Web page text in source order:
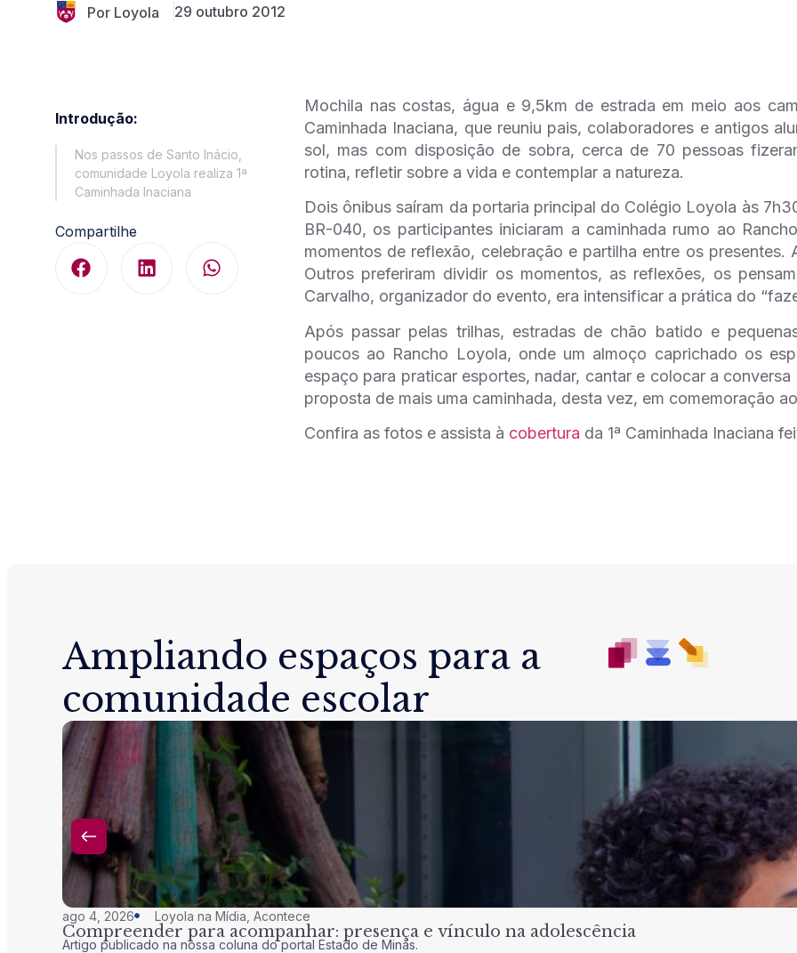
Por Loyola 29 outubro 2012
Introdução:
Nos passos de Santo Inácio,
comunidade Loyola realiza 1ª
Caminhada Inaciana
Compartilhe
Mochila nas costas, água e 9,5km de estrada em meio aos
Caminhada Inaciana, que reuniu pais, colaboradores e antigos
sol, mas com disposição de sobra, cerca de 70 pessoas
rotina, refletir sobre a vida e contemplar a natureza.
Dois ônibus saíram da portaria principal do Colégio Loyola às
BR-040, os participantes iniciaram a caminhada rumo ao
momentos de reflexão, celebração e partilha entre os presentes.
Outros preferiram dividir os momentos, as reflexões, os
Carvalho, organizador do evento, era intensificar a prática do
Após passar pelas trilhas, estradas de chão batido e
poucos ao Rancho Loyola, onde um almoço caprichado os
espaço para praticar esportes, nadar, cantar e colocar a
proposta de mais uma caminhada, desta vez, em comemoração
Confira as fotos e assista à cobertura da 1ª Caminhada Inaciana
Ampliando espaços para a
comunidade escolar
ago 4, 2026 Loyola na Mídia Acontece
Compreender para acompanhar: presença e vínculo na adolescência
Artigo publicado na nossa coluna do portal Estado de Minas.